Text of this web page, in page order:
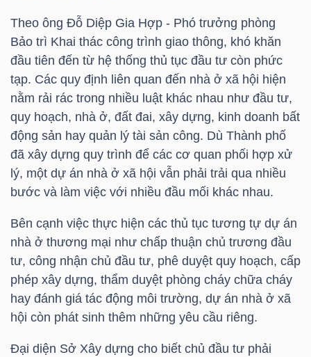
Theo ông Đỗ Diệp Gia Hợp - Phó trưởng phòng
Bảo trì Khai thác công trình giao thông, khó khăn
đầu tiên đến từ hệ thống thủ tục đầu tư còn phức
tạp. Các quy định liên quan đến nhà ở xã hội hiện
nằm rải rác trong nhiều luật khác nhau như đầu tư,
quy hoạch, nhà ở, đất đai, xây dựng, kinh doanh bất
động sản hay quản lý tài sản công. Dù Thành phố
đã xây dựng quy trình để các cơ quan phối hợp xử
lý, một dự án nhà ở xã hội vẫn phải trải qua nhiều
bước và làm việc với nhiều đầu mối khác nhau.
Bên cạnh việc thực hiện các thủ tục tương tự dự án
nhà ở thương mại như chấp thuận chủ trương đầu
tư, công nhận chủ đầu tư, phê duyệt quy hoạch, cấp
phép xây dựng, thẩm duyệt phòng cháy chữa cháy
hay đánh giá tác động môi trường, dự án nhà ở xã
hội còn phát sinh thêm những yêu cầu riêng.
Đại diện Sở Xây dựng cho biết chủ đầu tư phải
HÀNG
HÓA
KINH
TẾ
THẾ
GIỚI